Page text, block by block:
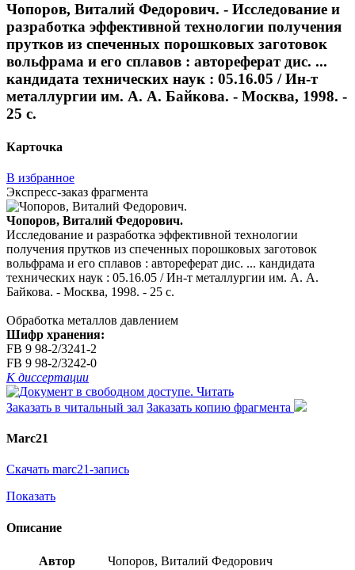
Чопоров, Виталий Федорович. - Исследование и
разработка эффективной технологии получения
прутков из спеченных порошковых заготовок
вольфрама и его сплавов : автореферат дис. ...
кандидата технических наук : 05.16.05 / Ин-т
металлургии им. А. А. Байкова. - Москва, 1998. -
25 с.
Карточка
В избранное
Экспресс-заказ фрагмента
Чопоров, Виталий Федорович.
Исследование и разработка эффективной технологии
получения прутков из спеченных порошковых заготовок
вольфрама и его сплавов : автореферат дис. ... кандидата
технических наук : 05.16.05 / Ин-т металлургии им. А. А.
Байкова. - Москва, 1998. - 25 с.
Обработка металлов давлением
Шифр хранения:
FB 9 98-2/3241-2
FB 9 98-2/3242-0
К диссертации
Читать
Заказать в читальный зал Заказать копию фрагмента
Marc21
Скачать marc21-запись
Показать
Описание
Автор Чопоров, Виталий Федорович